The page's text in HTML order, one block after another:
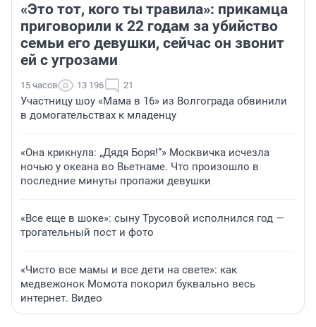
«Это тот, кого ты травила»: прикамца
приговорили к 22 годам за убийство
семьи его девушки, сейчас он звонит
ей с угрозами
15 часов 13 196 21
Участницу шоу «Мама в 16» из Волгограда обвинили
в домогательствах к младенцу
«Она крикнула: „Дядя Боря!“» Москвичка исчезла
ночью у океана во Вьетнаме. Что произошло в
последние минуты пропажи девушки
«Все еще в шоке»: сыну Трусовой исполнился год —
трогательный пост и фото
«Чисто все мамы и все дети на свете»: как
медвежонок Момота покорил буквально весь
интернет. Видео